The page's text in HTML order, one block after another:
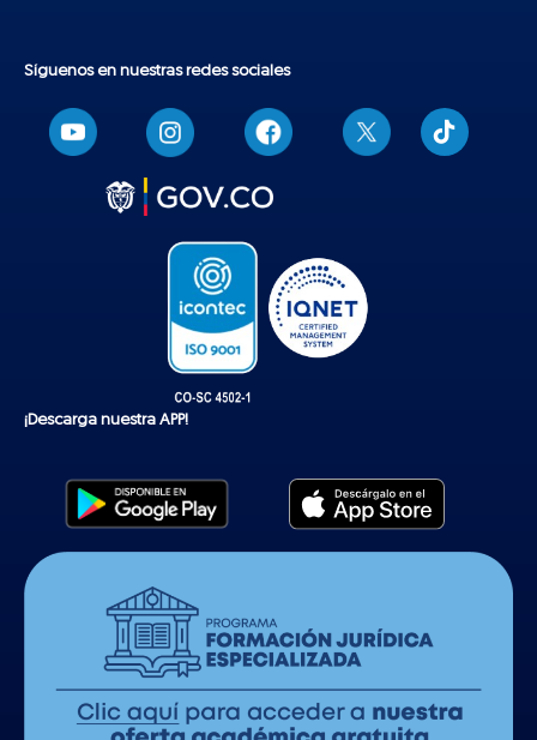
Síguenos en nuestras redes sociales
T
i
k
¡Descarga nuestra APP!